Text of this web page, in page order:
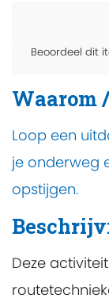
Beoordeel dit
Waarom
Loop een
je onderweg
opstijgen.
Deze